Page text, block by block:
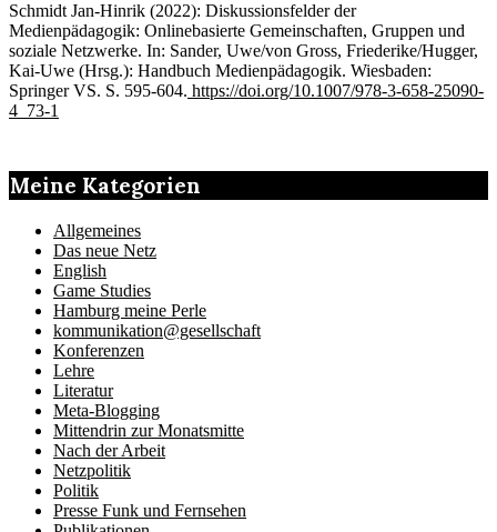
Schmidt Jan-Hinrik (2022): Diskussionsfelder der
Medienpädagogik: Onlinebasierte Gemeinschaften, Gruppen und
soziale Netzwerke. In: Sander, Uwe/von Gross, Friederike/Hugger,
Kai-Uwe (Hrsg.): Handbuch Medienpädagogik. Wiesbaden:
Springer VS. S. 595-604. https://doi.org/10.1007/978-3-658-25090-
4_73-1
Meine Kategorien
Allgemeines
Das neue Netz
English
Game Studies
Hamburg meine Perle
kommunikation@gesellschaft
Konferenzen
Lehre
Literatur
Meta-Blogging
Mittendrin zur Monatsmitte
Nach der Arbeit
Netzpolitik
Politik
Presse Funk und Fernsehen